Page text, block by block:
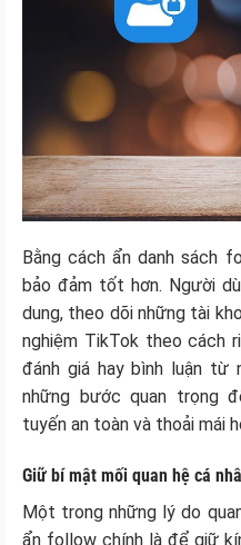
Bằng cách ẩn danh sách
bảo đảm tốt hơn. Người
dung, theo dõi những tài
nghiệm TikTok theo cách
đánh giá hay bình luận
những bước quan trọng
tuyến an toàn và thoải mái
Giữ bí mật mối quan hệ cá
Một trong những lý do
ẩn follow chính là để giữ